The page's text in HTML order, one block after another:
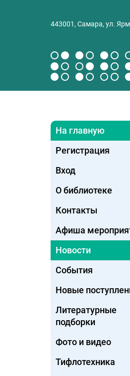
443001, Самара, ул.
На главную
Регистрация
Вход
О библиотеке
Контакты
Афиша
Новости
События
Новые
Литературные
подборки
Фото и видео
Тифлотехника